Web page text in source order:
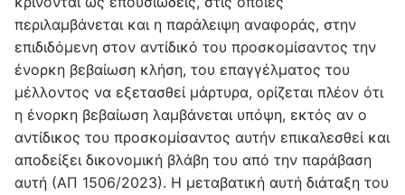
περιλαμβάνεται και η παράλειψη αναφοράς, στην
επιδιδόμενη στον αντίδικό του προσκομίσαντος την
ένορκη βεβαίωση κλήση, του επαγγέλματος του
μέλλοντος να εξετασθεί μάρτυρα, ορίζεται πλέον ότι
η ένορκη βεβαίωση λαμβάνεται υπόψη, εκτός αν ο
αντίδικος του προσκομίσαντος αυτήν επικαλεσθεί και
αποδείξει δικονομική βλάβη του από την παράβαση
αυτή (ΑΠ 1506/2023). Η μεταβατική αυτή διάταξη του